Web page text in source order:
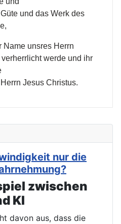
und das Werk des
Name unsres Herrn
werde und ihr
Jesus Christus.
nur die
zwischen
KI
davon aus, dass die